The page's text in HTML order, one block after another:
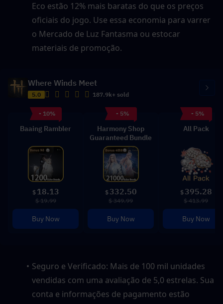
Eco estão 12% mais baratas do que os preços
oficiais do jogo. Use essa economia para varrer
o Mercado de Luz Fantasma ou estocar
materiais de promoção.
Where Winds Meet
5.0 187.9k+ sold
- 10%
Baaing Rambler
$ 18.13
$ 19.99
Buy Now
- 5%
Harmony Shop
Guaranteed Bundle
$ 332.50
$ 349.99
Buy Now
- 5%
All Pack
$ 395.28
$ 413.99
Buy Now
Seguro e Verificado: Mais de 100 mil unidades
vendidas com uma avaliação de 5,0 estrelas. Sua
conta e informações de pagamento estão